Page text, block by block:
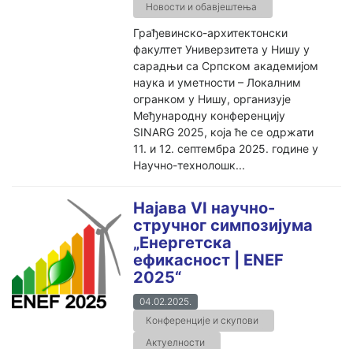
Новости и обавјештења
Грађевинско-архитектонски
факултет Универзитета у Нишу у
сарадњи са Српском академијом
наука и уметности – Локалним
огранком у Нишу, организује
Међународну конференцију
SINARG 2025, која ће се одржати
11. и 12. септембра 2025. године у
Научно-технолошк...
Најава VI научно-
стручног симпозијума
„Енергетска
ефикасност | ENEF
2025“
04.02.2025.
Конференције и скупови
Актуелности